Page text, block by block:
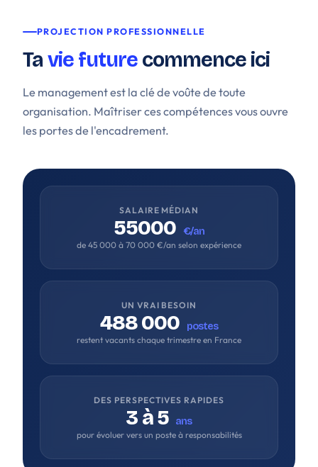
PROJECTION PROFESSIONNELLE
Tavie futurecommence ici
Le management est la clé de voûte de toute
organisation. Maîtriser ces compétences vous ouvre
les portes de l'encadrement.
SALAIRE MÉDIAN
55000 €/an
de 45 000 à 70 000 €/an selon expérience
UN VRAI BESOIN
488 000 postes
restent vacants chaque trimestre en France
DES PERSPECTIVES RAPIDES
3 à 5 ans
pour évoluer vers un poste à responsabilités